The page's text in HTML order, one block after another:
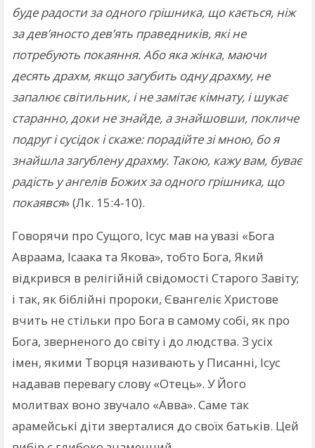
буде радости за одного грішника, що кається, ніж
за дев’яносто дев’ять праведників, які не
потребують покаяння. Або яка жінка, маючи
десять драхм, якщо загубить одну драхму, не
запалює світильник, і не замітає кімнату, і шукає
старанно, доки не знайде, а знайшовши, покличе
подруг і сусідок і скаже: порадійте зі мною, бо я
знайшла загублену драхму. Такою, кажу вам, буває
радість у ангелів Божих за одного грішника, що
покаявся» (Лк. 15:4-10).
Говорячи про Сущого, Ісус мав на увазі «Бога
Авраама, Ісаака та Якова», тобто Бога, Який
відкрився в релігійній свідомості Старого Завіту;
і так, як біблійні пророки, Євангеліє Христове
вчить не стільки про Бога в самому собі, як про
Бога, зверненого до світу і до людства. З усіх
імен, якими Творця називають у Писанні, Ісус
надавав перевагу слову «Отець». У Його
молитвах воно звучало «Авва». Саме так
арамейські діти зверталися до своїх батьків. Цей